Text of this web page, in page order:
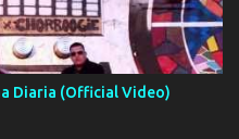
Diaria (Official Video)